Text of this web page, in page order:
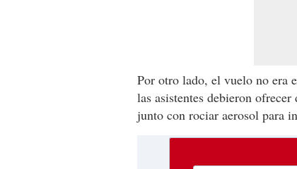
Por otro lado, el vuelo no era
las asistentes debieron
junto con rociar aerosol para